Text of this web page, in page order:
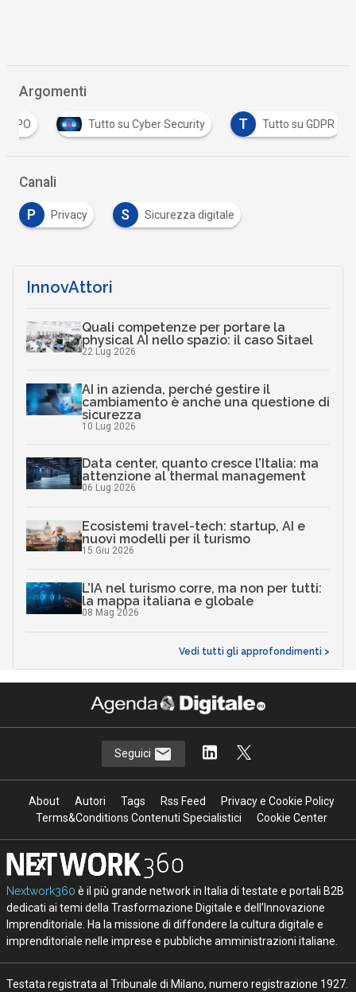
Argomenti
Tutto su Cyber Security T Tutto su GDPR
Canali
P Privacy S Sicurezza digitale
InnovAttori
Quali competenze per portare la
physical AI nello spazio: il caso Sitael
22 Lug 2026
AI in azienda, perché gestire il
cambiamento è anche una questione di
sicurezza
10 Lug 2026
Data center, quanto cresce l’Italia: ma
attenzione al thermal management
06 Lug 2026
Ecosistemi travel-tech: startup, AI e
nuovi modelli per il turismo
15 Giu 2026
L’IA nel turismo corre, ma non per tutti:
la mappa italiana e globale
08 Mag 2026
Vedi tutti gli approfondimenti >
Seguici
About Autori Tags Rss Feed
Privacy e Cookie Policy
Terms&Conditions Contenuti Specialistici
Cookie Center
Nextwork360 è il più grande network in Italia di testate e portali B2B
dedicati ai temi della Trasformazione Digitale e dell’Innovazione
Imprenditoriale. Ha la missione di diffondere la cultura digitale e
imprenditoriale nelle imprese e pubbliche amministrazioni italiane.
Testata registrata al Tribunale di Milano, numero registrazione 1927.